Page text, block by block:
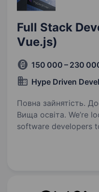
Full Stack
Vue.js)
150 000 – 230
Hype Driven
Повна зайнятість.
Вища освіта. We’re looking for Full Stack
software developers
software